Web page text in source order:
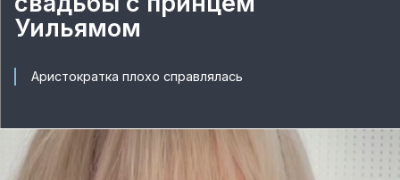
Уильямом
Аристократка плохо справлялась